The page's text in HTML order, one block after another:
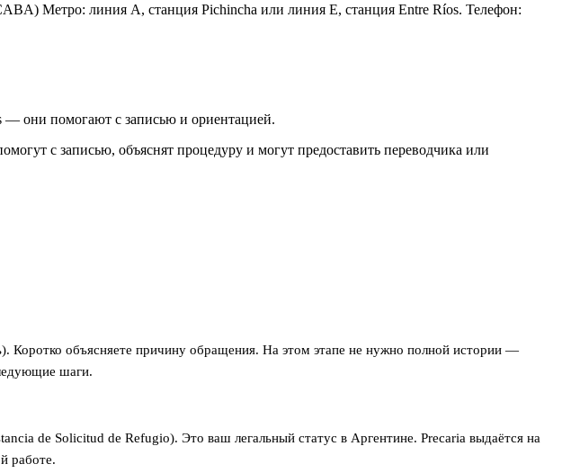
Метро: линия A, станция Pichincha или линия E, станция Entre Ríos. Телефон:
— они помогают с записью и ориентацией.
с записью, объяснят процедуру и могут предоставить переводчика или
Коротко объясняете причину обращения. На этом этапе не нужно полной истории —
шаги.
de Solicitud de Refugio). Это ваш легальный статус в Аргентине. Precaria выдаётся на
работе.